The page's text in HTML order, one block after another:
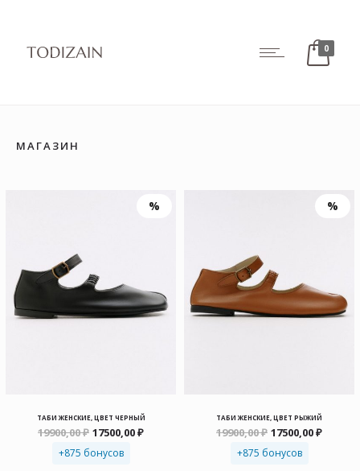
0
МАГАЗИН
ТАБИ ЖЕНСКИЕ, ЦВЕТ ЧЕРНЫЙ
19900,00₽ Первоначальная
составляла
17500,00₽Текущая
+875 бонусов
ТАБИ ЖЕНСКИЕ, ЦВЕТ РЫЖИЙ
19900,00₽
составляла
17500,00₽
+875 бонусов